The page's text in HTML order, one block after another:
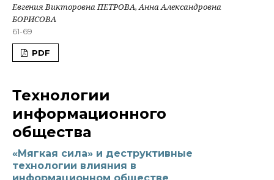
Евгения Викторовна ПЕТРОВА, Анна Александровна
БОРИСОВА
61-69
PDF
Технологии
информационного
общества
«Мягкая сила» и деструктивные
технологии влияния в